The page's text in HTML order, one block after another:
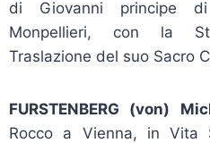
di Giovanni principe
Monpellieri, con la
Traslazione del suo Sacro
FURSTENBERG (von)
Rocco a Vienna, in Vita